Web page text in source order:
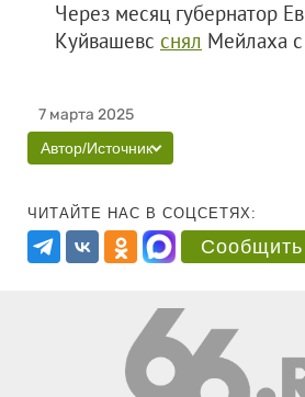
Через месяц губернатор
Куйвашевс снял Мейлаха
7 марта 2025
Автор/Источник
ЧИТАЙТЕ НАС В СОЦСЕТЯХ:
Сообщить